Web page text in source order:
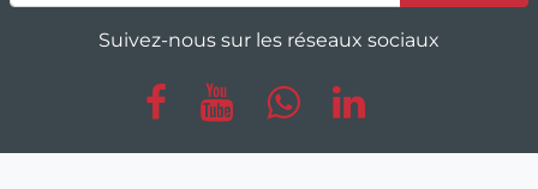
Suivez-nous sur les réseaux sociaux